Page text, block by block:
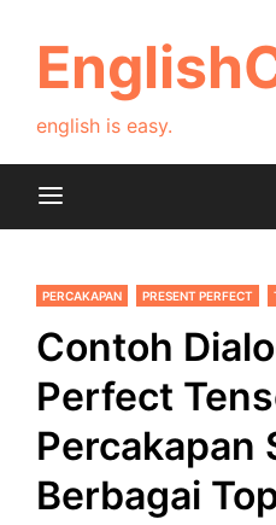
content
english is easy.
PERCAKAPAN PRESENT PERFECT
Contoh
Perfect
Percakapan
Berbagai